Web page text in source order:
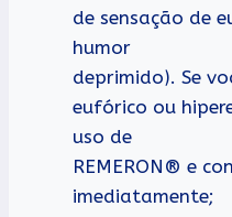
de sensação de
humor
deprimido). Se
eufórico ou
uso de
REMERON® e
imediatamente;